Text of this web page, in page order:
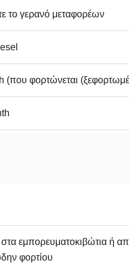
το γερανό μεταφορέων
(που φορτώνεται
εμπορευματοκιβώτια ή
φορτίου